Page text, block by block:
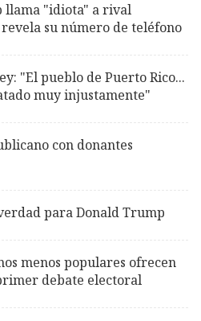
llama "idiota" a rival
su número de teléfono
"El pueblo de Puerto Rico...
muy injustamente"
con donantes
para Donald Trump
menos populares ofrecen
debate electoral